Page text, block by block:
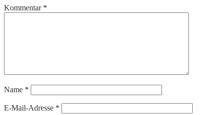
Kommentar *
Name *
E-Mail-Adresse *